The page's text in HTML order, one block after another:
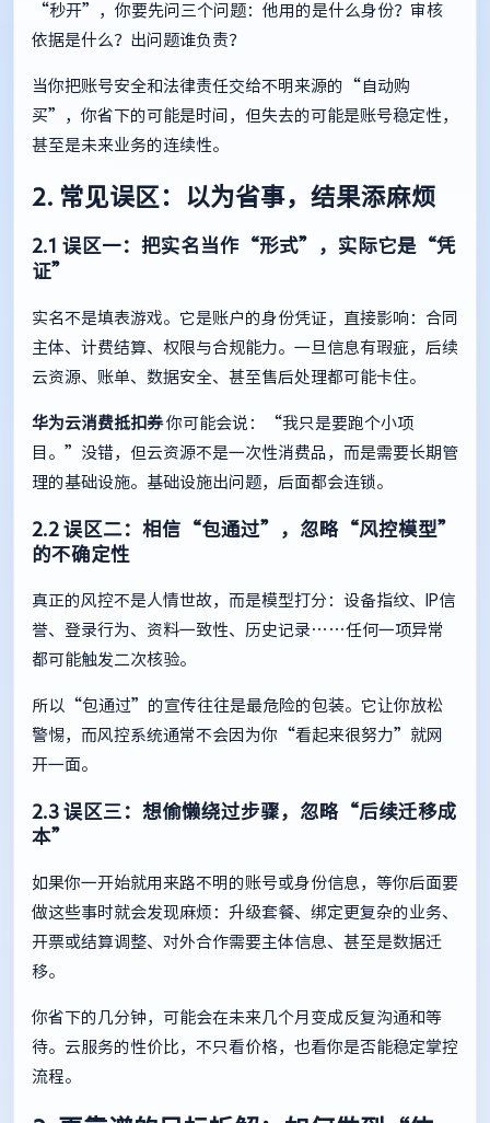
“秒开”，你要先问三个问题：他用的是什么身份？审核
依据是什么？出问题谁负责？
当你把账号安全和法律责任交给不明来源的“自动购
买”，你省下的可能是时间，但失去的可能是账号稳定性，
甚至是未来业务的连续性。
2. 常见误区：以为省事，结果添麻烦
2.1 误区一：把实名当作“形式”，实际它是“凭
证”
实名不是填表游戏。它是账户的身份凭证，直接影响：合同
主体、计费结算、权限与合规能力。一旦信息有瑕疵，后续
云资源、账单、数据安全、甚至售后处理都可能卡住。
华为云消费抵扣券你可能会说：“我只是要跑个小项
目。”没错，但云资源不是一次性消费品，而是需要长期管
理的基础设施。基础设施出问题，后面都会连锁。
2.2 误区二：相信“包通过”，忽略“风控模型”
的不确定性
真正的风控不是人情世故，而是模型打分：设备指纹、IP信
誉、登录行为、资料一致性、历史记录……任何一项异常
都可能触发二次核验。
所以“包通过”的宣传往往是最危险的包装。它让你放松
警惕，而风控系统通常不会因为你“看起来很努力”就网
开一面。
2.3 误区三：想偷懒绕过步骤，忽略“后续迁移成
本”
如果你一开始就用来路不明的账号或身份信息，等你后面要
做这些事时就会发现麻烦：升级套餐、绑定更复杂的业务、
开票或结算调整、对外合作需要主体信息、甚至是数据迁
移。
你省下的几分钟，可能会在未来几个月变成反复沟通和等
待。云服务的性价比，不只看价格，也看你是否能稳定掌控
流程。